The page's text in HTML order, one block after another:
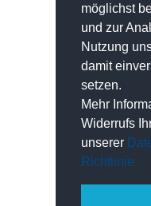
möglichst
und zur
Nutzung
damit
setzen.
Mehr
Widerrufs
unserer
Richtlinie